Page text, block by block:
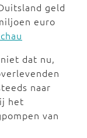
geld
euro
dat nu,
naar
het
van